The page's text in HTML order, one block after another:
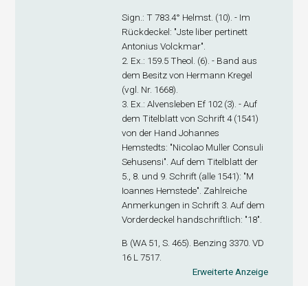
Sign .: T 783.4° Helmst. (10). - Im
Rückdeckel: "Jste liber pertinett
Antonius Volckmar".
2. Ex .: 159.5 Theol. (6). - Band aus
dem Besitz von Hermann Kregel
(vgl. Nr. 1668).
3. Ex .: Alvensleben Ef 102 (3). - Auf
dem Titelblatt von Schrift 4 (1541)
von der Hand Johannes
Hemstedts: "Nicolao Muller Consuli
Sehusensi". Auf dem Titelblatt der
5., 8. und 9. Schrift (alle 1541): "M
Ioannes Hemstede". Zahlreiche
Anmerkungen in Schrift 3. Auf dem
Vorderdeckel handschriftlich: "18".
B (WA 51, S. 465). Benzing 3370. VD
16 L 7517.
Erweiterte Anzeige